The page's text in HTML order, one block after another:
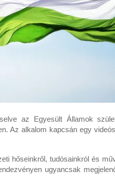
az Egyesült Államok
Az alkalom kapcsán egy
hőseinkről, tudósainkról és
ugyancsak